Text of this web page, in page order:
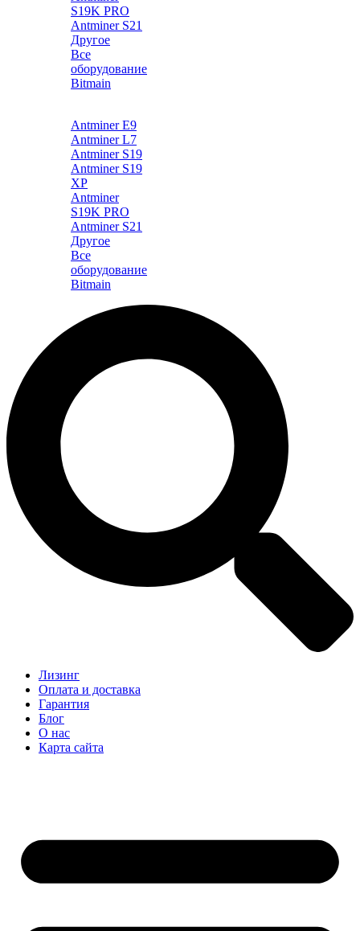
S19K PRO
Antminer S21
Другое
Все
оборудование
Bitmain
Antminer E9
Antminer L7
Antminer S19
Antminer S19
XP
Antminer
S19K PRO
Antminer S21
Другое
Все
оборудование
Bitmain
Лизинг
Оплата и доставка
Гарантия
Блог
О нас
Карта сайта